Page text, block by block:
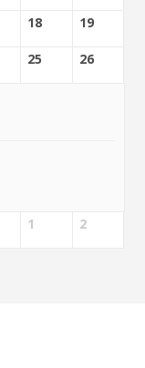
18 19
25 26
1 2